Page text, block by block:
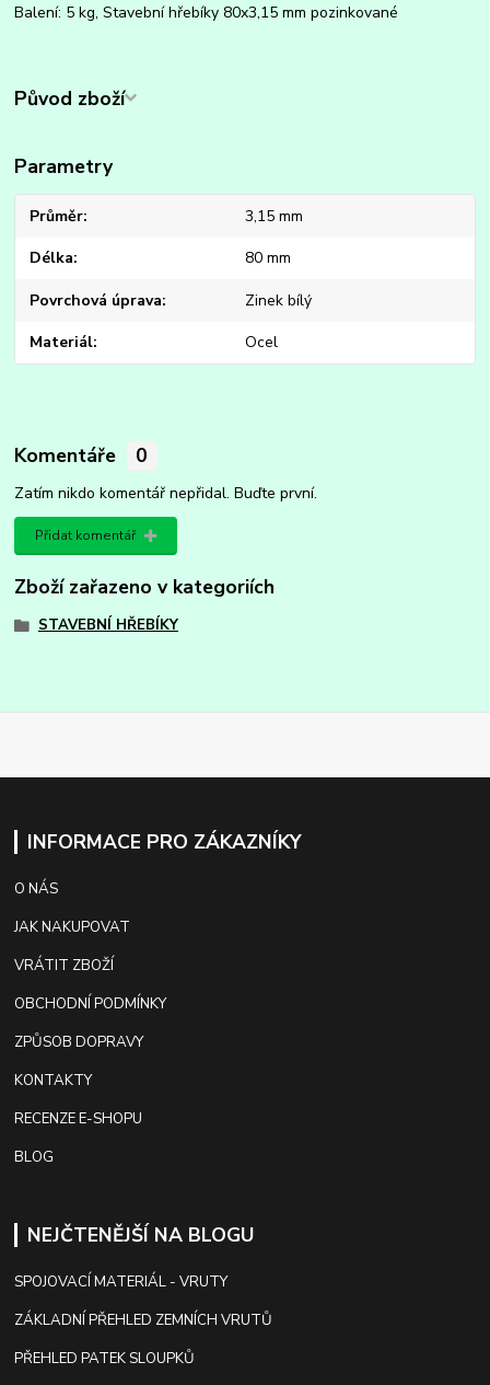
Balení: 5 kg, Stavební hřebíky 80x3,15 mm pozinkované
Původ zboží
Parametry
Průměr 3,15 mm
Délka 80 mm
Povrchová úprava Zinek bílý
Materiál Ocel
Komentáře 0
Zatím nikdo komentář nepřidal. Buďte první.
Přidat komentář
Zboží zařazeno v kategoriích
STAVEBNÍ HŘEBÍKY
INFORMACE PRO ZÁKAZNÍKY
O NÁS
JAK NAKUPOVAT
VRÁTIT ZBOŽÍ
OBCHODNÍ PODMÍNKY
ZPŮSOB DOPRAVY
KONTAKTY
RECENZE E-SHOPU
BLOG
NEJČTENĚJŠÍ NA BLOGU
SPOJOVACÍ MATERIÁL - VRUTY
ZÁKLADNÍ PŘEHLED ZEMNÍCH VRUTŮ
PŘEHLED PATEK SLOUPKŮ